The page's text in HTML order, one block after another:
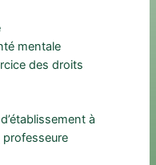
mentale
des droits
à
professeure